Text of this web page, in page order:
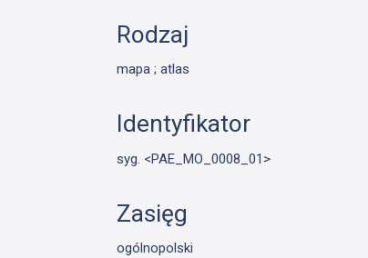
Rodzaj
mapa ; atlas
Identyfikator
syg. <PAE_MO_0008_01>
Zasięg
ogólnopolski